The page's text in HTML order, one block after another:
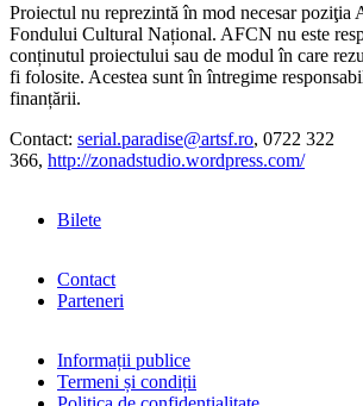
Proiectul nu reprezintă în mod necesar poziţia
Fondului Cultural Național. AFCN nu este
conținutul proiectului sau de modul în care
fi folosite. Acestea sunt în întregime
finanțării.
Contact: serial.paradise@artsf.ro, 0722 322
366, http://zonadstudio.wordpress.com/
Bilete
Contact
Parteneri
Informații publice
Termeni și condiții